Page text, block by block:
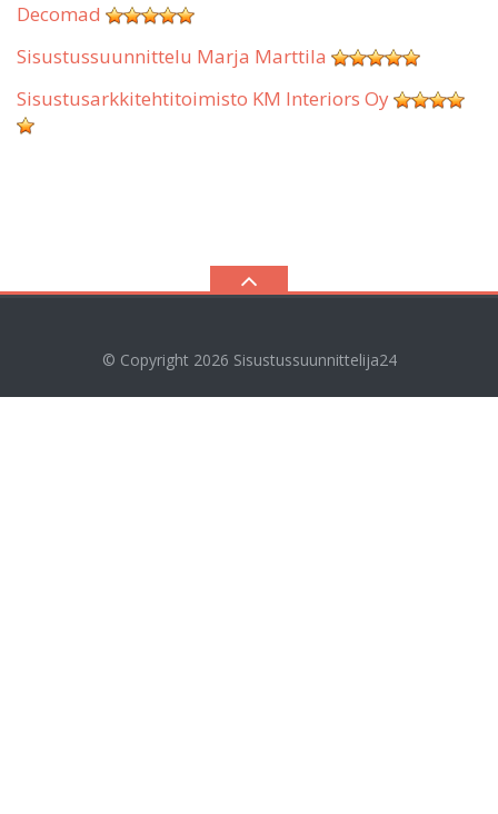
Decomad
Sisustussuunnittelu Marja Marttila
Sisustusarkkitehtitoimisto KM Interiors Oy
© Copyright 2026 Sisustussuunnittelija24